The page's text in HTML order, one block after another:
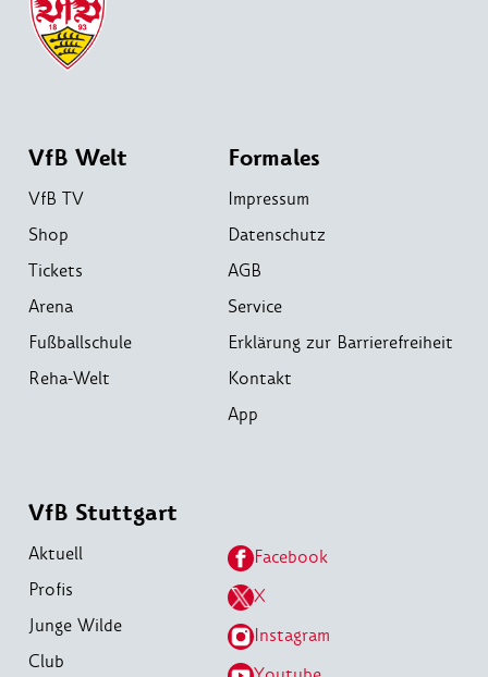
VfB Welt
VfB TV
Shop
Tickets
Arena
Fußballschule
Reha-Welt
Formales
Impressum
Datenschutz
AGB
Service
Erklärung zur Barrierefreiheit
Kontakt
App
VfB Stuttgart
Aktuell
Profis
Junge Wilde
Club
Facebook
X
Instagram